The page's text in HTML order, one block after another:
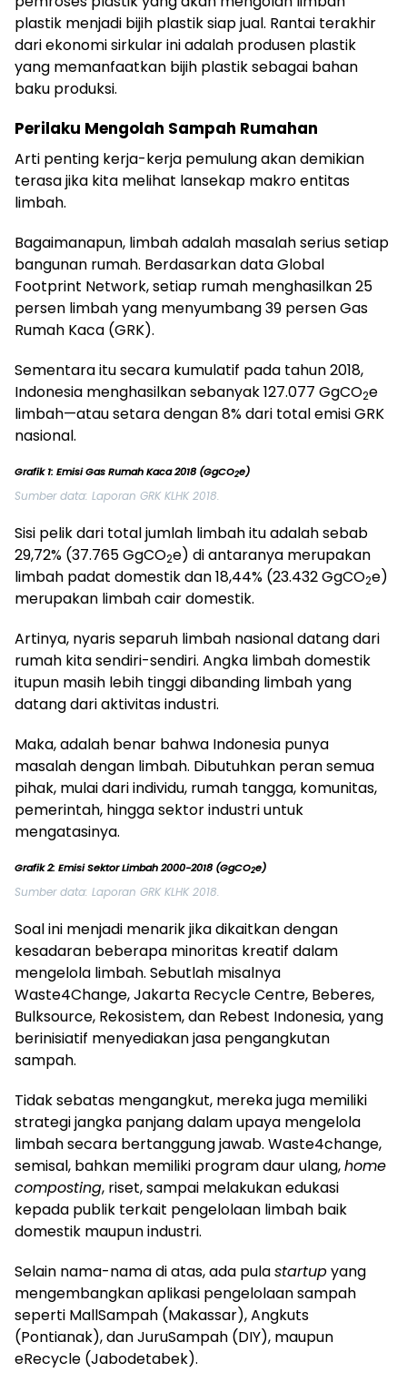
plastik menjadi bijih plastik siap jual. Rantai terakhir
dari ekonomi sirkular ini adalah produsen plastik
yang memanfaatkan bijih plastik sebagai bahan
baku produksi.
Perilaku Mengolah Sampah Rumahan
Arti penting kerja-kerja pemulung akan demikian
terasa jika kita melihat lansekap makro entitas
limbah.
Bagaimanapun, limbah adalah masalah serius setiap
bangunan rumah. Berdasarkan data Global
Footprint Network, setiap rumah menghasilkan 25
persen limbah yang menyumbang 39 persen Gas
Rumah Kaca (GRK).
Sementara itu secara kumulatif pada tahun 2018,
Indonesia menghasilkan sebanyak 127.077 GgCO2e
limbah—atau setara dengan 8% dari total emisi GRK
nasional.
Grafik 1: Emisi Gas Rumah Kaca 2018 (GgCO2e)
Sumber data: Laporan GRK KLHK 2018.
Sisi pelik dari total jumlah limbah itu adalah sebab
29,72% (37.765 GgCO2e) di antaranya merupakan
limbah padat domestik dan 18,44% (23.432 GgCO2e)
merupakan limbah cair domestik.
Artinya, nyaris separuh limbah nasional datang dari
rumah kita sendiri-sendiri. Angka limbah domestik
itupun masih lebih tinggi dibanding limbah yang
datang dari aktivitas industri.
Maka, adalah benar bahwa Indonesia punya
masalah dengan limbah. Dibutuhkan peran semua
pihak, mulai dari individu, rumah tangga, komunitas,
pemerintah, hingga sektor industri untuk
mengatasinya.
Grafik 2: Emisi Sektor Limbah 2000-2018 (GgCO2e)
Sumber data: Laporan GRK KLHK 2018.
Soal ini menjadi menarik jika dikaitkan dengan
kesadaran beberapa minoritas kreatif dalam
mengelola limbah. Sebutlah misalnya
Waste4Change, Jakarta Recycle Centre, Beberes,
Bulksource, Rekosistem, dan Rebest Indonesia, yang
berinisiatif menyediakan jasa pengangkutan
sampah.
Tidak sebatas mengangkut, mereka juga memiliki
strategi jangka panjang dalam upaya mengelola
limbah secara bertanggung jawab. Waste4change,
semisal, bahkan memiliki program daur ulang,home
composting, riset, sampai melakukan edukasi
kepada publik terkait pengelolaan limbah baik
domestik maupun industri.
Selain nama-nama di atas, ada pulastartupyang
mengembangkan aplikasi pengelolaan sampah
seperti MallSampah (Makassar), Angkuts
(Pontianak), dan JuruSampah (DIY), maupun
eRecycle (Jabodetabek).